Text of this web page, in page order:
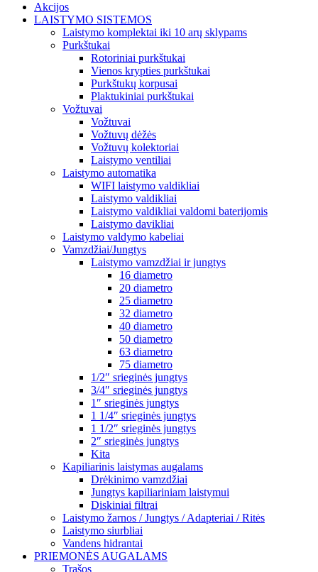
Akcijos
LAISTYMO SISTEMOS
Laistymo komplektai iki 10 arų sklypams
Purkštukai
Rotoriniai purkštukai
Vienos krypties purkštukai
Purkštukų korpusai
Plaktukiniai purkštukai
Vožtuvai
Vožtuvai
Vožtuvų dėžės
Vožtuvų kolektoriai
Laistymo ventiliai
Laistymo automatika
WIFI laistymo valdikliai
Laistymo valdikliai
Laistymo valdikliai valdomi baterijomis
Laistymo davikliai
Laistymo valdymo kabeliai
Vamzdžiai/Jungtys
Laistymo vamzdžiai ir jungtys
16 diametro
20 diametro
25 diametro
32 diametro
40 diametro
50 diametro
63 diametro
75 diametro
1/2″ srieginės jungtys
3/4″ srieginės jungtys
1″ srieginės jungtys
1 1/4″ srieginės jungtys
1 1/2″ srieginės jungtys
2″ srieginės jungtys
Kita
Kapiliarinis laistymas augalams
Drėkinimo vamzdžiai
Jungtys kapiliariniam laistymui
Diskiniai filtrai
Laistymo žarnos / Jungtys / Adapteriai / Ritės
Laistymo siurbliai
Vandens hidrantai
PRIEMONĖS AUGALAMS
Trąšos